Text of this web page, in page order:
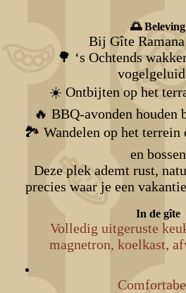
🌅 Beleving
Bij Gîte
🌳 ‘s Ochtends
☀️ Ontbijten op het
🔥 BBQ-avonden
🏞️ Wandelen op het terrein
en bossen
Deze plek ademt rust,
precies waar je een
In de gîte
Volledig uitgeruste
magnetron, koelkast,
Comfortabele